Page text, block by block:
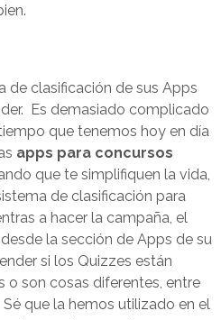
de clasificación de sus Apps
Es demasiado complicado
que tenemos hoy en día
apps para concursos
que te simplifiquen la vida,
de clasificación para
a hacer la campaña, el
la sección de Apps de su
si los Quizzes están
o son cosas diferentes, entre
que la hemos utilizado en el